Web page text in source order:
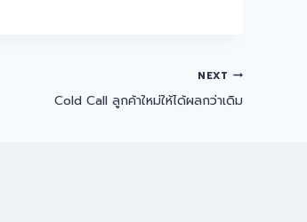
NEXT
Cold Call ลูกค้าใหม่ให้ได้ผลกว่าเดิม